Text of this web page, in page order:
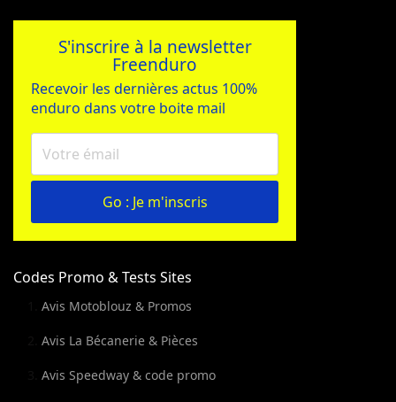
S'inscrire à la newsletter
Freenduro
Recevoir les dernières actus 100%
enduro dans votre boite mail
Go : Je m'inscris
Codes Promo & Tests Sites
Avis Motoblouz & Promos
Avis La Bécanerie & Pièces
Avis Speedway & code promo